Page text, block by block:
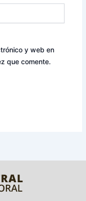
y web en
que comente.